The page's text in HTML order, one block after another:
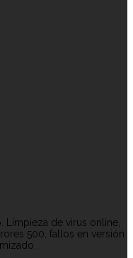
Limpieza de virus online,
500, fallos en versión